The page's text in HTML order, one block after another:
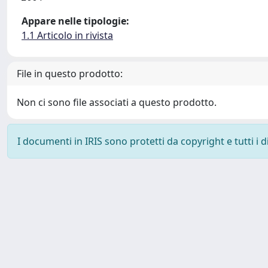
Appare nelle tipologie:
1.1 Articolo in rivista
File in questo prodotto:
Non ci sono file associati a questo prodotto.
I documenti in IRIS sono protetti da copyright e tutti i